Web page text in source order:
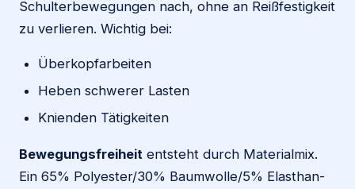
Schulterbewegungen nach, ohne an Reißfestigkeit
zu verlieren. Wichtig bei:
Überkopfarbeiten
Heben schwerer Lasten
Knienden Tätigkeiten
Bewegungsfreiheit entsteht durch Materialmix.
Ein 65% Polyester/30% Baumwolle/5% Elasthan-